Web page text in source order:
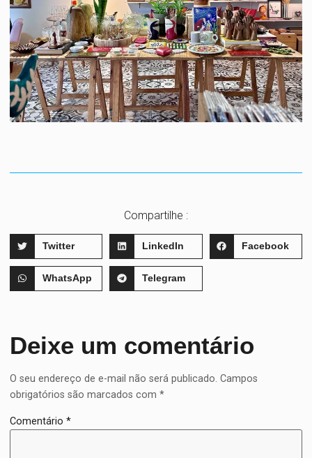
Compartilhe :
Twitter LinkedIn Facebook
WhatsApp Telegram
Deixe um comentário
O seu endereço de e-mail não será publicado. Campos
obrigatórios são marcados com*
Comentário*